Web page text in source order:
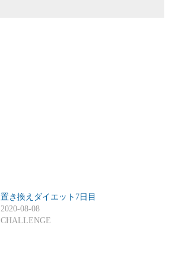
置き換えダイエット7日目
2020-08-08
CHALLENGE